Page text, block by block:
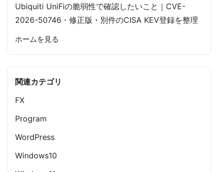
Ubiquiti UniFiの脆弱性で確認したいこと｜CVE-
2026-50746・修正版・別件のCISA KEV登録を整理
ホームを見る
関連カテゴリ
FX
Program
WordPress
Windows10